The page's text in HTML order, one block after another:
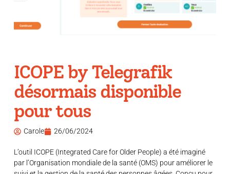
ICOPE by Telegrafik
désormais disponible
pour tous
Carole 26/06/2024
L’outil ICOPE (Integrated Care for Older People) a été imaginé
par l’Organisation mondiale de la santé (OMS) pour améliorer le